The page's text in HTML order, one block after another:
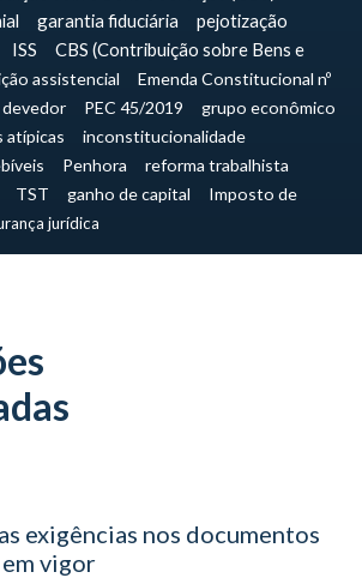
garantia fiduciária
pejotização
ISS
CBS (Contribuição sobre Bens e
assistencial
Emenda Constitucional nº
PEC 45/2019
grupo econômico
atípicas
inconstitucionalidade
Penhora
reforma trabalhista
TST ganho de capital
Imposto de
jurídica
exigências nos documentos
vigor